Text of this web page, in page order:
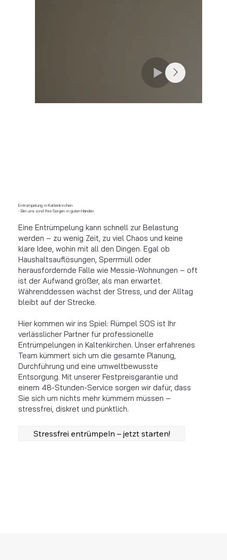
Entrümpelung in Kaltenkirchen
- Bei uns sind Ihre Sorgen in guten Händen
Eine Entrümpelung kann schnell zur Belastung
werden – zu wenig Zeit, zu viel Chaos und keine
klare Idee, wohin mit all den Dingen. Egal ob
Haushaltsauflösungen, Sperrmüll oder
herausfordernde Fälle wie Messie-Wohnungen – oft
ist der Aufwand größer, als man erwartet.
Währenddessen wächst der Stress, und der Alltag
bleibt auf der Strecke.
Hier kommen wir ins Spiel: Rümpel SOS ist Ihr
verlässlicher Partner für professionelle
Entrümpelungen in Kaltenkirchen. Unser erfahrenes
Team kümmert sich um die gesamte Planung,
Durchführung und eine umweltbewusste
Entsorgung. Mit unserer Festpreisgarantie und
einem 48-Stunden-Service sorgen wir dafür, dass
Sie sich um nichts mehr kümmern müssen –
stressfrei, diskret und pünktlich.
Stressfrei entrümpeln – jetzt starten!